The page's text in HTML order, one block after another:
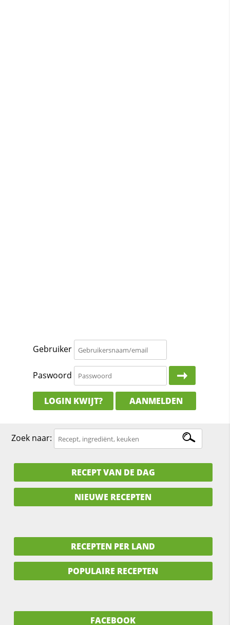
Gebruiker
Paswoord
LOGIN KWIJT? AANMELDEN
Zoek naar:
RECEPT VAN DE DAG
NIEUWE RECEPTEN
RECEPTEN PER LAND
POPULAIRE RECEPTEN
FACEBOOK